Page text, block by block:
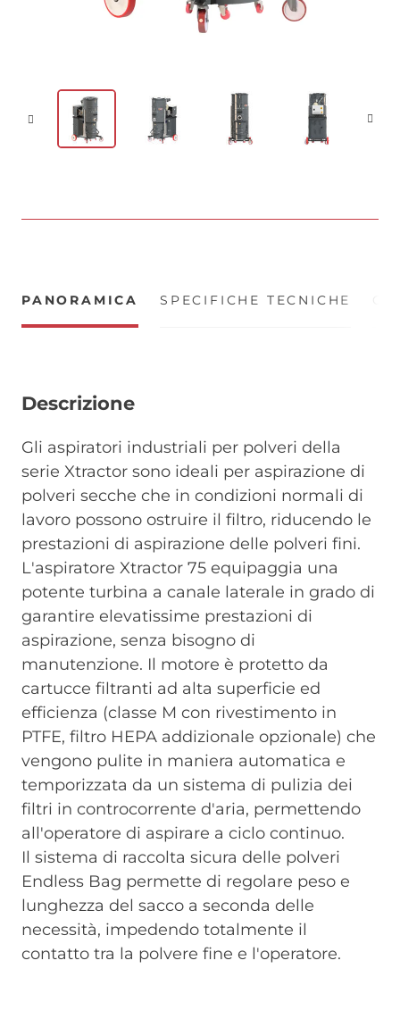
PANORAMICA SPECIFICHE TECNICHE
Descrizione
Gli aspiratori industriali per polveri della
serie Xtractor sono ideali per aspirazione di
polveri secche che in condizioni normali di
lavoro possono ostruire il filtro, riducendo le
prestazioni di aspirazione delle polveri fini.
L'aspiratore Xtractor 75 equipaggia una
potente turbina a canale laterale in grado di
garantire elevatissime prestazioni di
aspirazione, senza bisogno di
manutenzione. Il motore è protetto da
cartucce filtranti ad alta superficie ed
efficienza (classe M con rivestimento in
PTFE, filtro HEPA addizionale opzionale) che
vengono pulite in maniera automatica e
temporizzata da un sistema di pulizia dei
filtri in controcorrente d'aria, permettendo
all'operatore di aspirare a ciclo continuo.
Il sistema di raccolta sicura delle polveri
Endless Bag permette di regolare peso e
lunghezza del sacco a seconda delle
necessità, impedendo totalmente il
contatto tra la polvere fine e l'operatore.